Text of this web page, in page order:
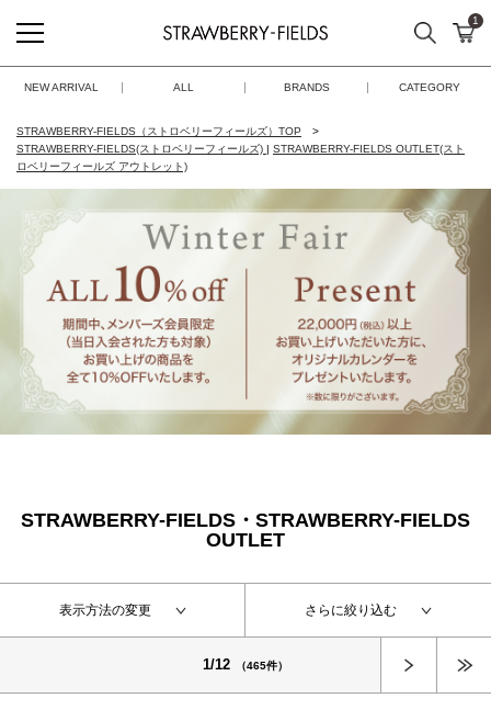
STRAWBERRY-FIELDS
検索 カ
1
NEW ARRIVAL ALL BRANDS CATEGORY
STRAWBERRY-FIELDS（ストロベリーフィールズ）TOP
STRAWBERRY-FIELDS(ストロベリーフィールズ) | STRAWBERRY-FIELDS OUTLET(スト
ロベリーフィールズ アウトレット)
STRAWBERRY-FIELDS・STRAWBERRY-FIELDS
OUTLET
表示方法の変更 さらに絞り込む
1/12 （465件）